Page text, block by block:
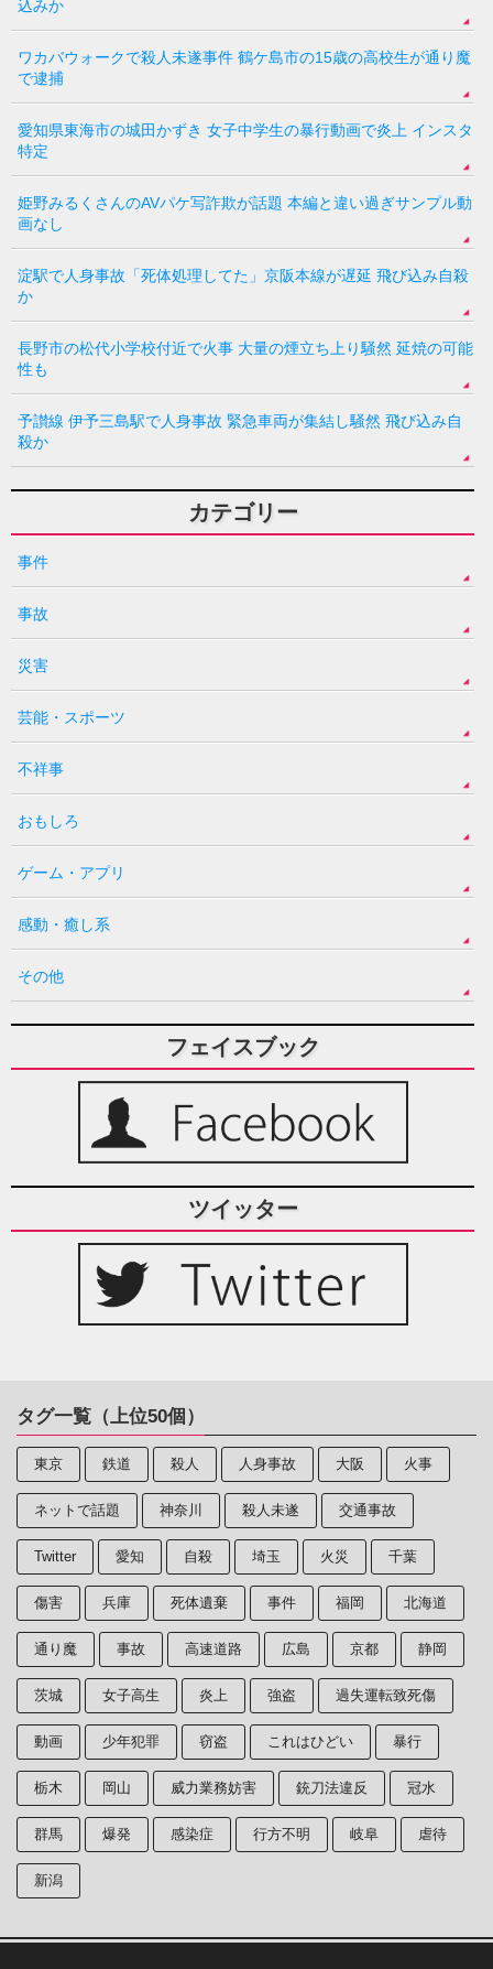
込みか
ワカバウォークで殺人未遂事件 鶴ケ島市の15歳の高校生が通り魔
で逮捕
愛知県東海市の城田かずき 女子中学生の暴行動画で炎上 インスタ
特定
姫野みるくさんのAVパケ写詐欺が話題 本編と違い過ぎサンプル動
画なし
淀駅で人身事故「死体処理してた」京阪本線が遅延 飛び込み自殺
か
長野市の松代小学校付近で火事 大量の煙立ち上り騒然 延焼の可能
性も
予讃線 伊予三島駅で人身事故 緊急車両が集結し騒然 飛び込み自
殺か
カテゴリー
事件
事故
災害
芸能・スポーツ
不祥事
おもしろ
ゲーム・アプリ
感動・癒し系
その他
フェイスブック
ツイッター
タグ一覧（上位50個）
東京 鉄道 殺人 人身事故 大阪 火事
ネットで話題 神奈川 殺人未遂 交通事故
Twitter 愛知 自殺 埼玉 火災 千葉
傷害 兵庫 死体遺棄 事件 福岡 北海道
通り魔 事故 高速道路 広島 京都 静岡
茨城 女子高生 炎上 強盗 過失運転致死傷
動画 少年犯罪 窃盗 これはひどい 暴行
栃木 岡山 威力業務妨害 銃刀法違反 冠水
群馬 爆発 感染症 行方不明 岐阜 虐待
新潟